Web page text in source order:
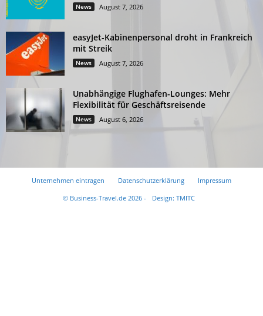
News August 7, 2026
easyJet-Kabinenpersonal droht in Frankreich
mit Streik
News August 7, 2026
Unabhängige Flughafen-Lounges: Mehr
Flexibilität für Geschäftsreisende
News August 6, 2026
Unternehmen eintragen Datenschutzerklärung
Impressum
© Business-Travel.de 2026 -
Design: TMITC